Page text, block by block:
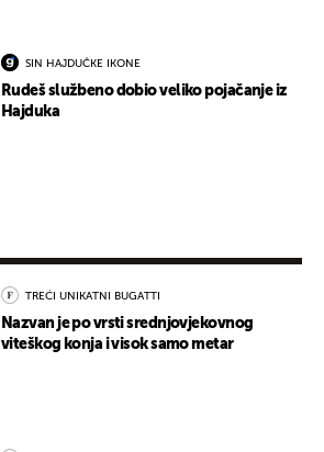
SIN HAJDUČKE IKONE
Rudeš službeno dobio veliko pojačanje iz
Hajduka
TREĆI UNIKATNI BUGATTI
Nazvan je po vrsti srednjovjekovnog
viteškog konja i visok samo metar